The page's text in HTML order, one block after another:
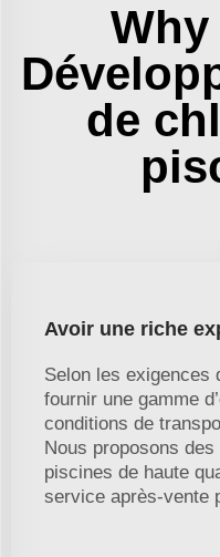
de
Avoir une riche
Selon les exigences
fournir une gamme
conditions de
Nous proposons
piscines de haute
service après-vente